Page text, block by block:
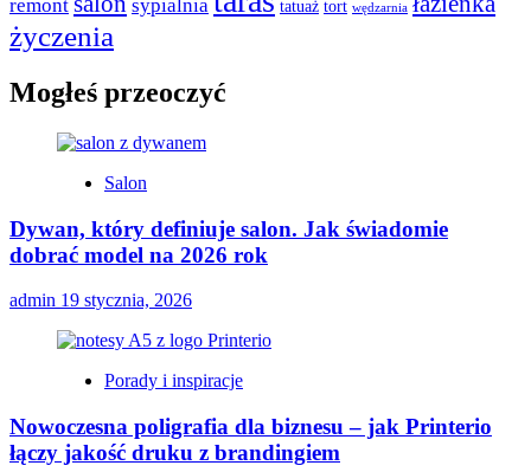
remont sypialnia tatuaż tort wędzarnia
życzenia
Mogłeś przeoczyć
Salon
Dywan, który definiuje salon. Jak świadomie
dobrać model na 2026 rok
admin 19 stycznia, 2026
Porady i inspiracje
Nowoczesna poligrafia dla biznesu – jak Printerio
łączy jakość druku z brandingiem